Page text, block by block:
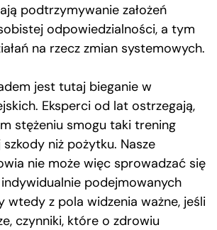
podtrzymywanie założeń
odpowiedzialności, a tym
na rzecz zmian systemowych.
jest tutaj bieganie w
Eksperci od lat ostrzegają,
stężeniu smogu taki trening
niż pożytku. Nasze
nie może więc sprowadzać się
podejmowanych
wtedy z pola widzenia ważne, jeśli
czynniki, które o zdrowiu